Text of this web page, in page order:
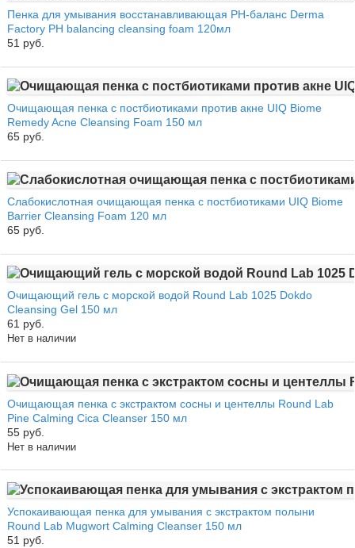
Пенка для умывания восстанавливающая PH-баланс Derma
Factory PH balancing cleansing foam 120мл
51 руб.
Очищающая пенка с постбиотиками против акне UIQ Biome
Remedy Acne Cleansing Foam 150 мл
65 руб.
Слабокислотная очищающая пенка с постбиотиками UIQ Biome
Barrier Cleansing Foam 120 мл
65 руб.
Очищающий гель с морской водой Round Lab 1025 Dokdo
Cleansing Gel 150 мл
61 руб.
Нет в наличии
Очищающая пенка с экстрактом сосны и центеллы Round Lab
Pine Calming Cica Cleanser 150 мл
55 руб.
Нет в наличии
Успокаивающая пенка для умывания с экстрактом полыни
Round Lab Mugwort Calming Cleanser 150 мл
51 руб.